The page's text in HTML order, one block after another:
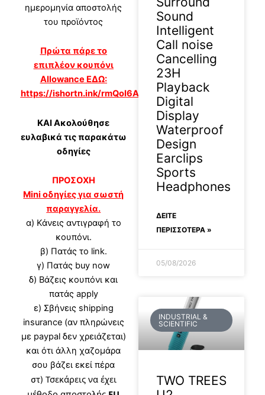
ημερομηνία αποστολής
του προϊόντος
Πρώτα πάρε το
επιπλέον κουπόνι
Allowance ΕΔΩ:
https://ishortn.ink/rmQoI6AwN
ΚΑΙ Ακολούθησε
ευλαβικά τις παρακάτω
οδηγίες
ΠΡΟΣΟΧΗ
Mini οδηγίες για σωστή
παραγγελία.
α) Κάνεις αντιγραφή το
κουπόνι.
β) Πατάς το link.
γ) Πατάς buy now
δ) Βάζεις κουπόνι και
πατάς apply
ε) Σβήνεις shipping
insurance (αν πληρώνεις
με paypal δεν χρειάζεται)
και ότι άλλη χαζομάρα
σου βάζει εκεί πέρα
στ) Τσεκάρεις να έχει
Sound
Intelligent
Call noise
Cancelling
23H
Playback
Digital
Display
Waterproof
Design
Earclips
Sports
Headphones
ΔΕΊΤΕ
ΠΕΡΙΣΣΟΤΕΡΑ »
05/08/2026
INDUSTRIAL &
SCIENTIFIC
TWO TREES